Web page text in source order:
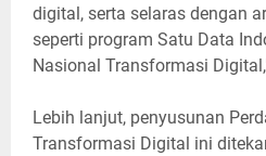
digital, serta selaras dengan
seperti program Satu Data
Nasional Transformasi
Lebih lanjut, penyusunan
Transformasi Digital ini